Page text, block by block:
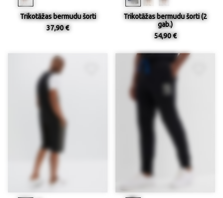
Trikotāžas bermudu šorti
37,90 €
Trikotāžas bermudu šorti (2
gab.)
54,90 €